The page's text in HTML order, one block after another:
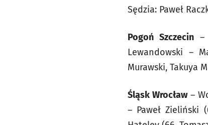
Sędzia: Paweł
Pogoń Szczecin–
Lewandowski –
Murawski, Takuya
Śląsk Wrocław–
– Paweł Zieliński